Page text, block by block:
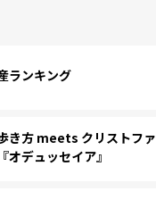
ランキング
き方 meets クリストフ
オデュッセイア』